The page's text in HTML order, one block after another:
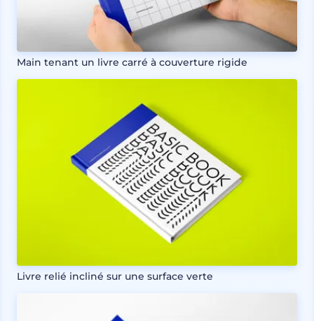
Main tenant un livre carré à couverture rigide
Livre relié incliné sur une surface verte